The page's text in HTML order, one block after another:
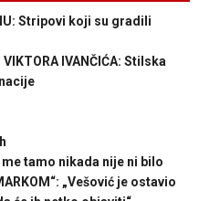
Stripovi koji su gradili
VIKTORA IVANČIĆA: Stilska
me tamo nikada nije ni bilo
„Vešović je ostavio